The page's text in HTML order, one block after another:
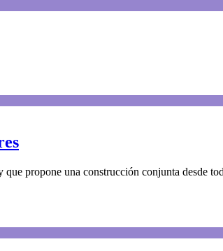
propone una construcción conjunta desde